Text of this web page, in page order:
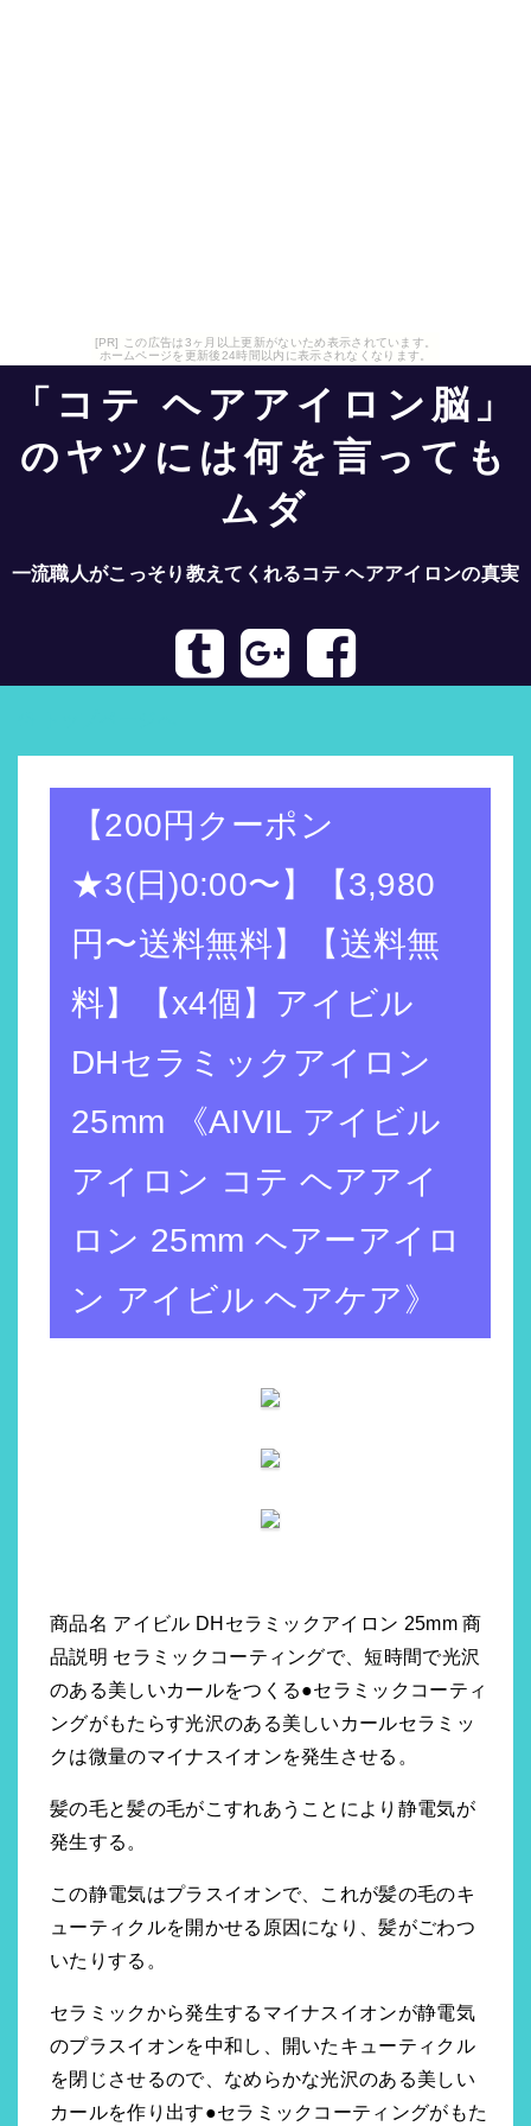
[PR] この広告は3ヶ月以上更新がないため表示されています。
ホームページを更新後24時間以内に表示されなくなります。
「コテ ヘアアイロン脳」
のヤツには何を言っても
ムダ
一流職人がこっそり教えてくれるコテ ヘアアイロンの真実
【200円クーポン
★3(日)0:00〜】【3,980
円〜送料無料】【送料無
料】【x4個】アイビル
DHセラミックアイロン
25mm 《AIVIL アイビル
アイロン コテ ヘアアイ
ロン 25mm ヘアーアイロ
ン アイビル ヘアケア》
商品名 アイビル DHセラミックアイロン 25mm 商
品説明 セラミックコーティングで、短時間で光沢
のある美しいカールをつくる●セラミックコーティ
ングがもたらす光沢のある美しいカールセラミッ
クは微量のマイナスイオンを発生させる。
髪の毛と髪の毛がこすれあうことにより静電気が
発生する。
この静電気はプラスイオンで、これが髪の毛のキ
ューティクルを開かせる原因になり、髪がごわつ
いたりする。
セラミックから発生するマイナスイオンが静電気
のプラスイオンを中和し、開いたキューティクル
を閉じさせるので、なめらかな光沢のある美しい
カールを作り出す●セラミックコーティングがもた